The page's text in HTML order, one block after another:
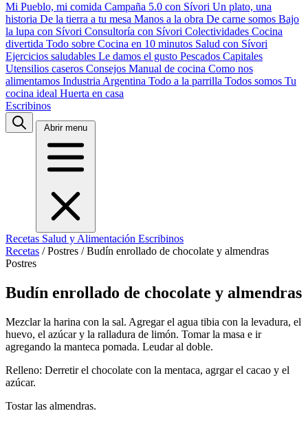
Mi Pueblo, mi comida Campaña 5.0 con Sívori Un plato, una
historia De la tierra a tu mesa Manos a la obra De carne somos Bajo
la lupa con Sívori Consultoría con Sívori Colectividades Cocina
divertida Todo sobre Cocina en 10 minutos Salud con Sívori
Ejercicios saludables Le damos el gusto Pescados Capitales
Utensilios caseros Consejos Manual de cocina Como nos
alimentamos Industria Argentina Todo a la parrilla Todos somos Tu
cocina ideal Huerta en casa
Escribinos
Abrir menu
Recetas Salud y Alimentación Escribinos
Recetas / Postres / Budín enrollado de chocolate y almendras
Postres
Budín enrollado de chocolate y almendras
Mezclar la harina con la sal. Agregar el agua tibia con la levadura, el
huevo, el azúcar y la ralladura de limón. Tomar la masa e ir
agregando la manteca pomada. Leudar al doble.
Relleno: Derretir el chocolate con la mentaca, agrgar el cacao y el
azúcar.
Tostar las almendras.